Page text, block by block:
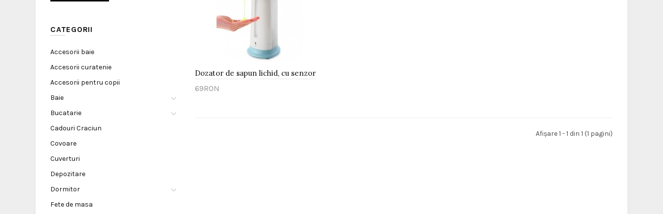
CATEGORII
Accesorii baie
Accesorii curatenie
Accesorii pentru copii
Baie
Bucatarie
Cadouri Craciun
Covoare
Cuverturi
Depozitare
Dormitor
Fete de masa
Dozator de sapun lichid, cu senzor
69RON
Afişare 1 - 1 din 1 (1 pagini)